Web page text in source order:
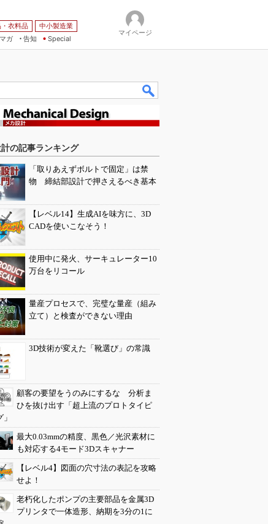
衣料品
中小製造業
ガ
告知 Special
マイページ
の記事ランキング
「取りあえずボルトで固定」は禁
物 締結部設計で押さえるべき基本
【レベル14】生成AIを味方に、3D
CADを使いこなそう！
使用中に発火、サーキュレーター10
万台をリコール
量産プロセスで、完璧な量産（組み
立て）と検査ができない理由
3D技術が変えた「靴選び」の常識
顧客の要望をうのみにするな 分析ま
ひを抜け出す「超上流のプロトタイピ
最大0.03mmの精度、黒色／光沢素材に
も対応する4モード3Dスキャナー
【レベル4】図面の穴寸法の表記を攻略
せよ！
老朽化したポンプの主要部品を金属3D
プリンタで一体造形、納期を3分の1に